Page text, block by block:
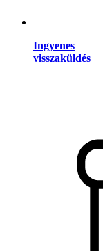
Ingyenes
visszaküldés